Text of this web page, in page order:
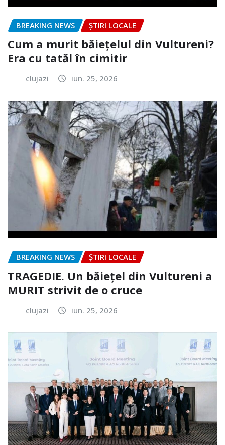
BREAKING NEWS ȘTIRI LOCALE
Cum a murit băiețelul din Vultureni?
Era cu tatăl în cimitir
clujazi iun. 25, 2026
BREAKING NEWS ȘTIRI LOCALE
TRAGEDIE. Un băiețel din Vultureni a
MURIT strivit de o cruce
clujazi iun. 25, 2026